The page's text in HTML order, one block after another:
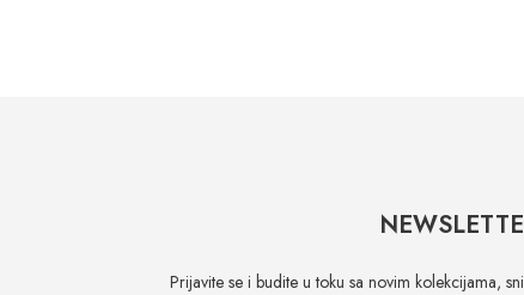
Prijavite se i budite u toku sa novim kolekcijama,